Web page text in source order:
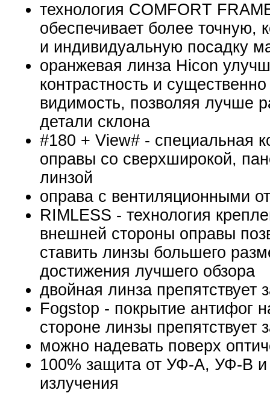
технология COMFORT
обеспечивает более точную,
и индивидуальную посадку
оранжевая линза Hicon
контрастность и
видимость, позволяя лучше
детали склона
#180 + View# - специальная
оправы со сверхширокой,
линзой
оправа с вентиляционными
RIMLESS - технология
внешней стороны оправы
ставить линзы большего
достижения лучшего обзора
двойная линза препятствует
Fogstop - покрытие антифог
стороне линзы препятствует
можно надевать поверх
100% защита от УФ-А, УФ-В
излучения